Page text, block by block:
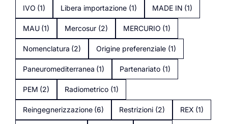
IVO (1) Libera importazione (1) MADE IN (1)
MAU (1) Mercosur (2) MERCURIO (1)
Nomenclatura (2) Origine preferenziale (1)
Paneuromediterranea (1) Partenariato (1)
PEM (2) Radiometrico (1)
Reingegnerizzazione (6) Restrizioni (2) REX (1)